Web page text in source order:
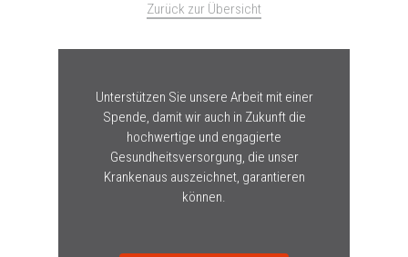
Zurück zur Übersicht
Unterstützen Sie unsere Arbeit mit einer
Spende, damit wir auch in Zukunft die
hochwertige und engagierte
Gesundheitsversorgung, die unser
Krankenaus auszeichnet, garantieren
können.